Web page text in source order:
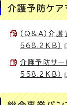
介護予防ケア
（Q&A）介
568.2KB）
介護予防サー
558.2KB）